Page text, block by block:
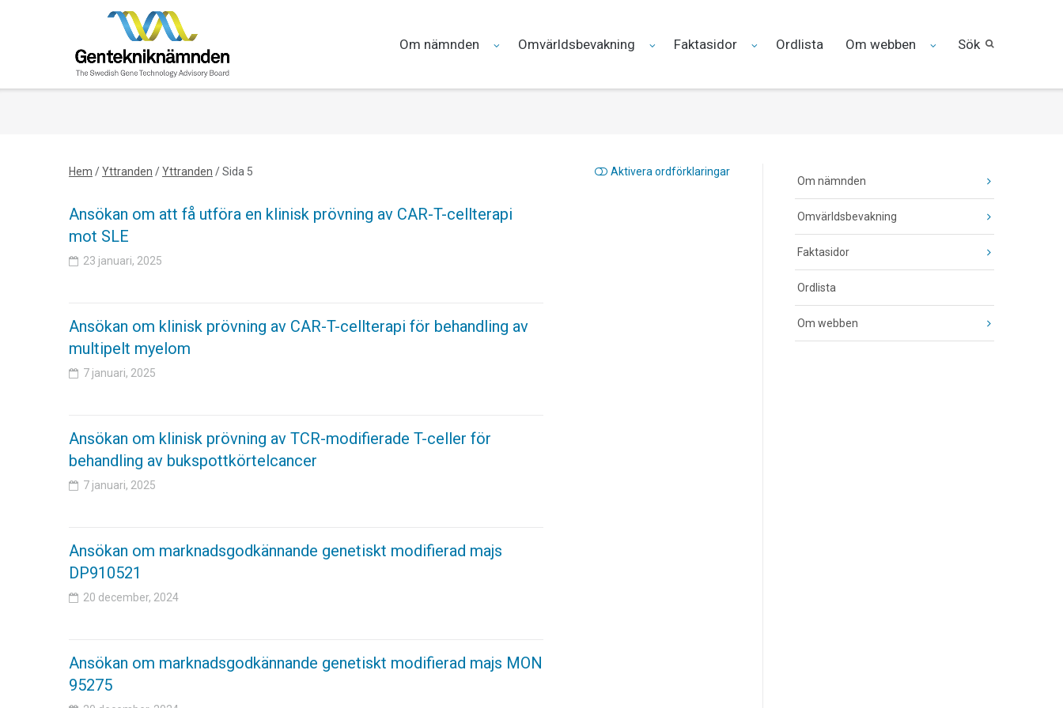
Om nämnden Omvärldsbevakning Faktasidor Ordlista Om webben Sök
Hem /Yttranden /Yttranden /Sida 5 Aktivera ordförklaringar
Ansökan om att få utföra en klinisk prövning av CAR-T-cellterapi
mot SLE
23 januari, 2025
Ansökan om klinisk prövning av CAR-T-cellterapi för behandling av
multipelt myelom
7 januari, 2025
Ansökan om klinisk prövning av TCR-modifierade T-celler för
behandling av bukspottkörtelcancer
7 januari, 2025
Ansökan om marknadsgodkännande genetiskt modifierad majs
DP910521
20 december, 2024
Ansökan om marknadsgodkännande genetiskt modifierad majs MON
95275
Om nämnden
Omvärldsbevakning
Faktasidor
Ordlista
Om webben